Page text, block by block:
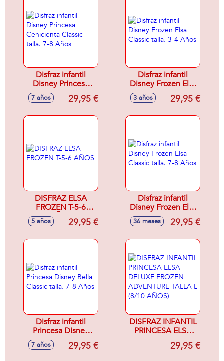
Disfraz infantil
Disney Princesa
Cenicienta Classic
talla. 7-8 Años
7 años 29,95 €
Disfraz infantil
Disney Frozen Elsa
Classic talla. 3-4
Años
3 años 29,95 €
DISFRAZ ELSA
FROZEN T-5-6
AÑOS
5 años 29,95 €
Disfraz infantil
Disney Frozen Elsa
Classic talla. 7-8
Años
36 meses 29,95 €
Disfraz infantil
Princesa Disney
Bella Classic talla.
7-8 Años
7 años 29,95 €
DISFRAZ INFANTIL
PRINCESA ELSA
DELUXE FROZEN
ADVENTURE29,95 €